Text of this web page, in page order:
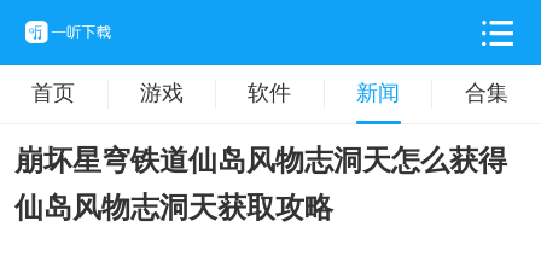
首页 游戏 软件 新闻 合集
崩坏星穹铁道仙岛风物志洞天怎么获得
仙岛风物志洞天获取攻略